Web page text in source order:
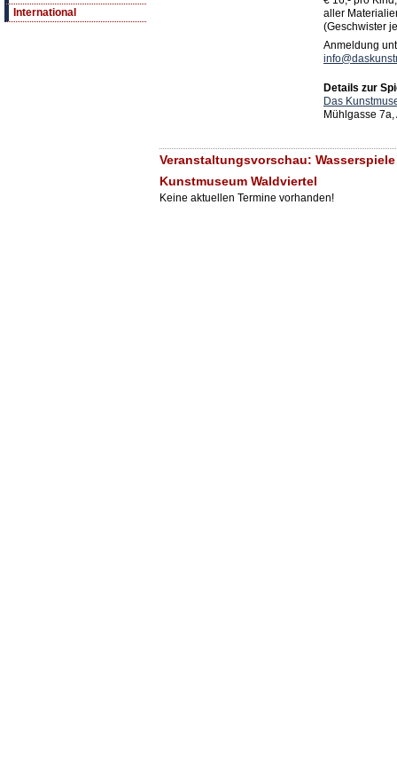
International
aller
(Geschwister
Anmeldung
Details zur
Das
Mühlgasse
Veranstaltungsvorschau:
Kunstmuseum Waldviertel
Keine aktuellen Termine vorhanden!